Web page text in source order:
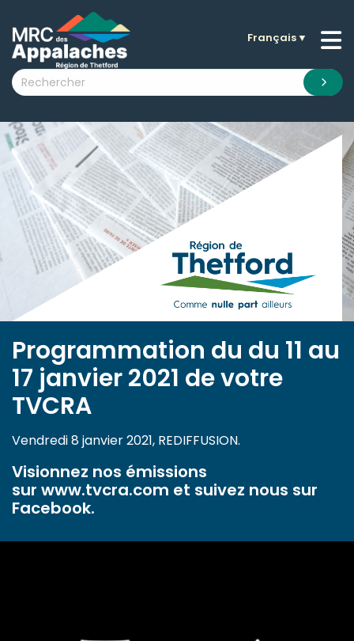
submenu (La MRC )
submenu (Citoyens )
submenu (Visiteurs )
submenu (Nouvelles )
submenu (Documentation )
Français▼
Programmation du du 11 au
17 janvier 2021 de votre
TVCRA
Vendredi 8 janvier 2021, REDIFFUSION.
Visionnez nos émissions
sur www.tvcra.com et suivez nous sur
Facebook.